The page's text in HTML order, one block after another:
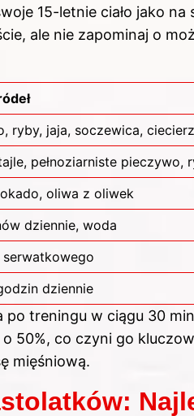
15-letnie ciało jako
ale nie zapominaj o
ryby, jaja, soczewica,
pełnoziarniste pieczywo,
oliwa z oliwek
dziennie, woda
serwatkowego
dziennie
po treningu w ciągu 30
50%, co czyni go
mięśniową.